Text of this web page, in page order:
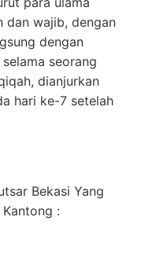
dan wajib, dengan
dengan
seorang
dianjurkan
hari ke-7 setelah
Bekasi Yang
: